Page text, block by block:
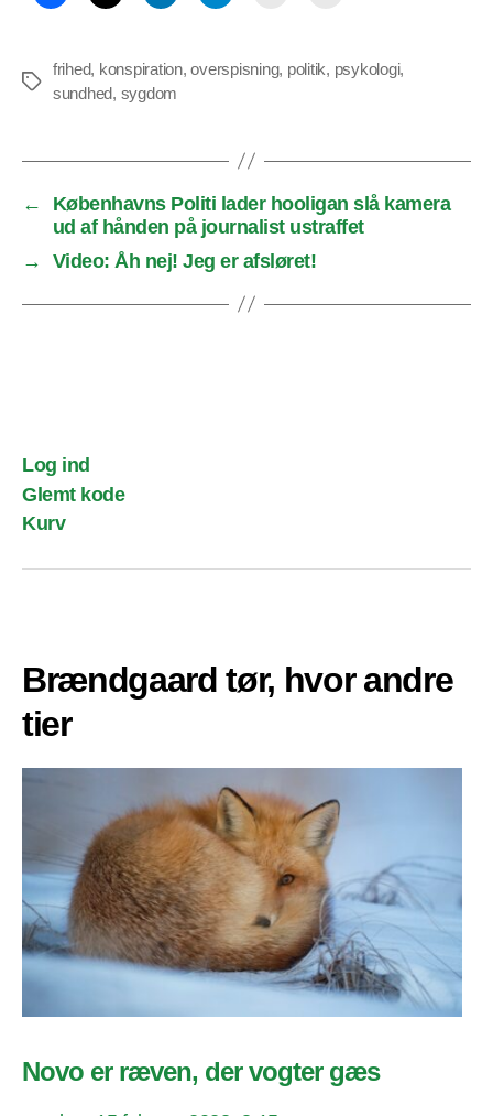
Tags
frihed, konspiration,overspisning, politik, psykologi,
sundhed, sygdom
←
Københavns Politi lader hooligan slå kamera
ud af hånden på journalist ustraffet
→
Video: Åh nej! Jeg er afsløret!
Log ind
Glemt kode
Kurv
Brændgaard tør, hvor andre
tier
Novo er ræven, der vogter gæs